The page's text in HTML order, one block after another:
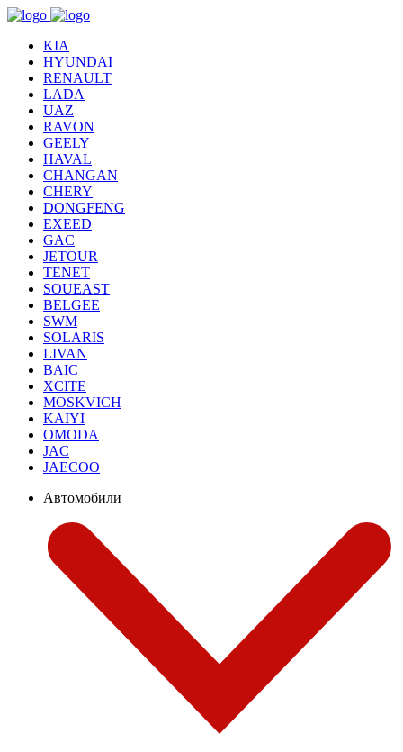
KIA
HYUNDAI
RENAULT
LADA
UAZ
RAVON
GEELY
HAVAL
CHANGAN
CHERY
DONGFENG
EXEED
GAC
JETOUR
TENET
SOUEAST
BELGEE
SWM
SOLARIS
LIVAN
BAIC
XCITE
MOSKVICH
KAIYI
OMODA
JAC
JAECOO
Автомобили